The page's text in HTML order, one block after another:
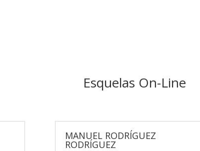
Esquelas On-Line
MANUEL RODRÍGUEZ
RODRÍGUEZ